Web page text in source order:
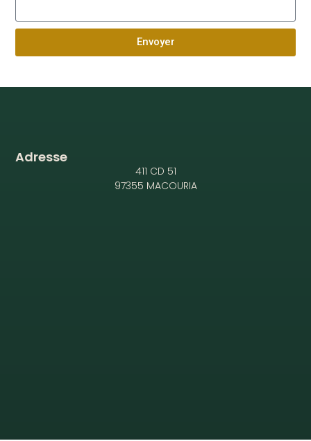
Envoyer
Adresse
411 CD 51
97355 MACOURIA